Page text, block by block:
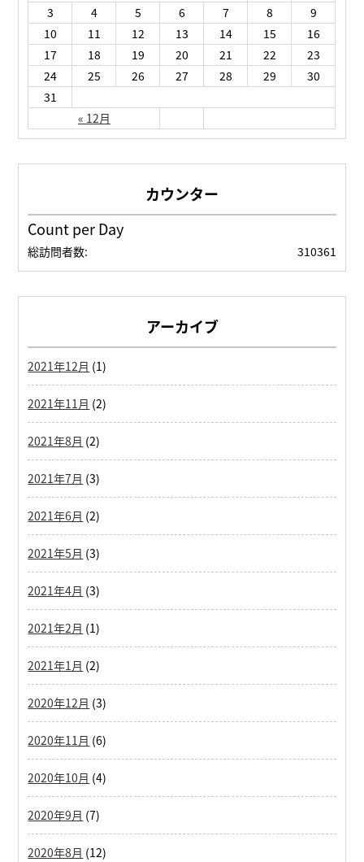
« 12月
3 4 5 6 7 8
9
10
11 12 13 14 15
16
17
18 19 20 21 22
23
24
25 26 27 28 29
30
31
Count per Day
310361
総訪問者数:
アーカイブ
2021年12月 (1)
2021年11月 (2)
2021年8月 (2)
2021年7月 (3)
2021年6月 (2)
2021年5月 (3)
2021年4月 (3)
2021年2月 (1)
2021年1月 (2)
2020年12月 (3)
2020年11月 (6)
2020年10月 (4)
2020年9月 (7)
2020年8月 (12)